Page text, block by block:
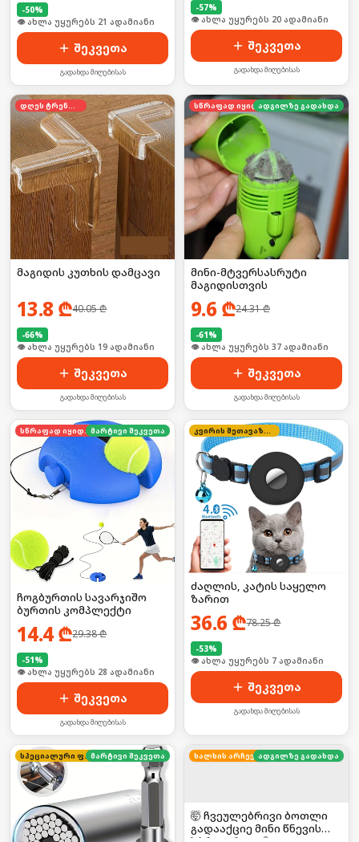
-50%
🛒 ბოლო 24სთ-ში იყიდა 28-მა
შეკვეთა
გადახდა მიღებისას
-57%
შეკვეთა
გადახდა მიღებისას
დღეს ტრენდში
მაგიდის კუთხის დამცავი
13.8 ₾40.05₾
-66%
🛒 ბოლო 24სთ-ში იყიდა 30-მა
შეკვეთა
გადახდა მიღებისას
სწრაფად იყიდება
ადგილზე გადახდა
მინი-მტვერსასრუტი
მაგიდისთვის
9.6 ₾24.31₾
-61%
🛒 ბოლო 24სთ-ში იყიდა 8-მა
შეკვეთა
გადახდა მიღებისას
სწრაფად იყიდებამარტივი შეკვეთა
ჩოგბურთის სავარჯიშო
ბურთის კომპლექტი
14.4₾29.38₾
-51%
🛒 ბოლო 24სთ-ში იყიდა 37-მა
შეკვეთა
გადახდა მიღებისას
კვირის შეთავაზება
ძაღლის, კატის საყელო
ზარით
36.6 ₾78.25₾
-53%
🛒 ბოლო 24სთ-ში იყიდა 7-მა
შეკვეთა
გადახდა მიღებისას
სპეციალური ფასიმარტივი შეკვეთა ხალხის არჩევანი
ადგილზე გადახდა
🤯 ჩვეულებრივი ბოთლი
გადააქციე მინი წნევის